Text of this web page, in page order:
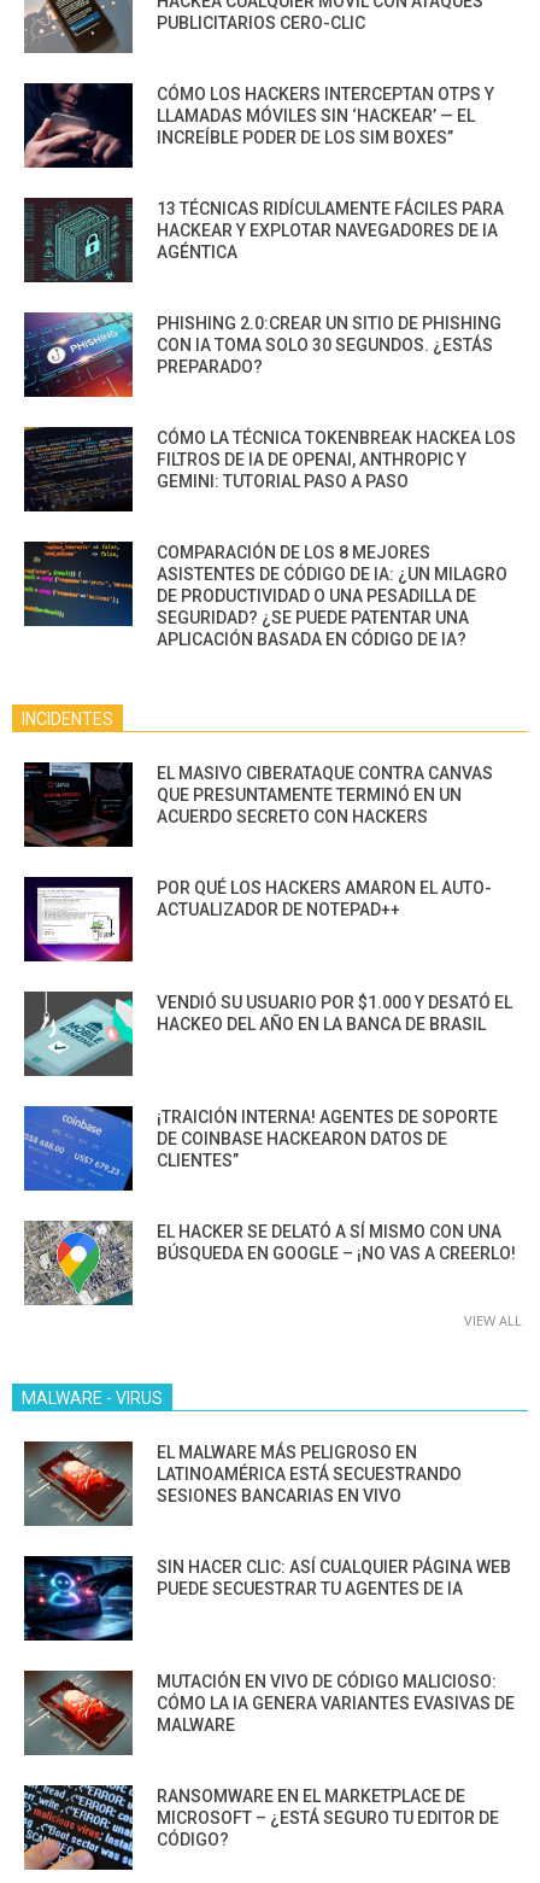
PUBLICITARIOS CERO-CLIC
CÓMO LOS HACKERS INTERCEPTAN OTPS Y
LLAMADAS MÓVILES SIN ‘HACKEAR’ — EL
INCREÍBLE PODER DE LOS SIM BOXES”
13 TÉCNICAS RIDÍCULAMENTE FÁCILES PARA
HACKEAR Y EXPLOTAR NAVEGADORES DE IA
AGÉNTICA
PHISHING 2.0:CREAR UN SITIO DE PHISHING
CON IA TOMA SOLO 30 SEGUNDOS. ¿ESTÁS
PREPARADO?
CÓMO LA TÉCNICA TOKENBREAK HACKEA LOS
FILTROS DE IA DE OPENAI, ANTHROPIC Y
GEMINI: TUTORIAL PASO A PASO
COMPARACIÓN DE LOS 8 MEJORES
ASISTENTES DE CÓDIGO DE IA: ¿UN MILAGRO
DE PRODUCTIVIDAD O UNA PESADILLA DE
SEGURIDAD? ¿SE PUEDE PATENTAR UNA
APLICACIÓN BASADA EN CÓDIGO DE IA?
INCIDENTES
EL MASIVO CIBERATAQUE CONTRA CANVAS
QUE PRESUNTAMENTE TERMINÓ EN UN
ACUERDO SECRETO CON HACKERS
POR QUÉ LOS HACKERS AMARON EL AUTO-
ACTUALIZADOR DE NOTEPAD++
VENDIÓ SU USUARIO POR $1.000 Y DESATÓ EL
HACKEO DEL AÑO EN LA BANCA DE BRASIL
¡TRAICIÓN INTERNA! AGENTES DE SOPORTE
DE COINBASE HACKEARON DATOS DE
CLIENTES”
EL HACKER SE DELATÓ A SÍ MISMO CON UNA
BÚSQUEDA EN GOOGLE – ¡NO VAS A CREERLO!
VIEW ALL
MALWARE - VIRUS
EL MALWARE MÁS PELIGROSO EN
LATINOAMÉRICA ESTÁ SECUESTRANDO
SESIONES BANCARIAS EN VIVO
SIN HACER CLIC: ASÍ CUALQUIER PÁGINA WEB
PUEDE SECUESTRAR TU AGENTES DE IA
MUTACIÓN EN VIVO DE CÓDIGO MALICIOSO:
CÓMO LA IA GENERA VARIANTES EVASIVAS DE
MALWARE
RANSOMWARE EN EL MARKETPLACE DE
MICROSOFT – ¿ESTÁ SEGURO TU EDITOR DE
CÓDIGO?